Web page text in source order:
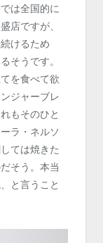
は全国的に
店ですが、
けるため
そうです。
を食べて欲
ジャーブレ
もそのひと
ラ・ネルソ
ては焼きた
そう。本当
と言うこと